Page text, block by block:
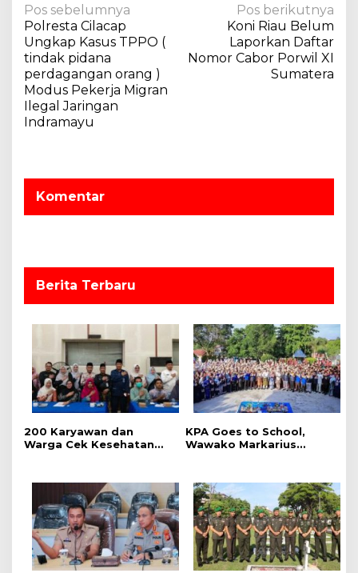
N
a
v
i
g
a
p
o
Pos sebelumnya
Polresta Cilacap
Ungkap Kasus TPPO (
tindak pidana
perdagangan orang )
Modus Pekerja Migran
Ilegal Jaringan
Indramayu
Pos berikutnya
Koni Riau Belum
Laporkan Daftar
Nomor Cabor Porwil XI
Sumatera
Komentar
Berita Terbaru
‎200 Karyawan dan
Warga Cek Kesehatan
‎KPA Goes to School,
‎Wawako Markarius
Kalangan Pelajar